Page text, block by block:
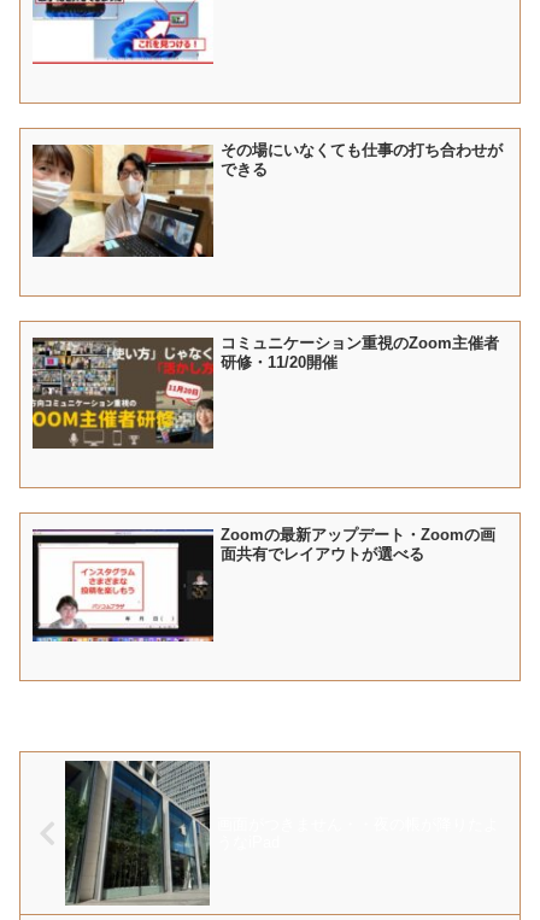
その場にいなくても仕事の打ち合わせが
できる
コミュニケーション重視のZoom主催者
研修・11/20開催
Zoomの最新アップデート・Zoomの画
面共有でレイアウトが選べる